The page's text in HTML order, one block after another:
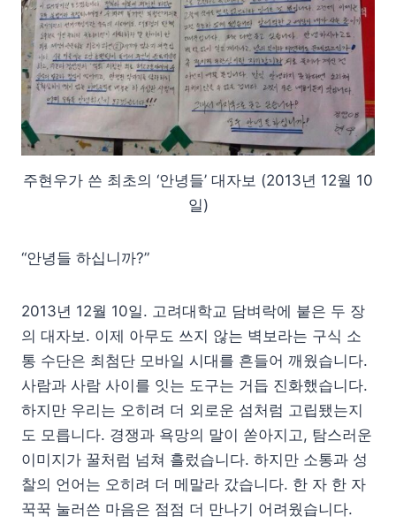
주현우가 쓴 최초의 ‘안녕들’ 대자보 (2013년 12월 10
일)
“안녕들 하십니까?”
2013년 12월 10일. 고려대학교 담벼락에 붙은 두 장
의 대자보. 이제 아무도 쓰지 않는 벽보라는 구식 소
통 수단은 최첨단 모바일 시대를 흔들어 깨웠습니다.
사람과 사람 사이를 잇는 도구는 거듭 진화했습니다.
하지만 우리는 오히려 더 외로운 섬처럼 고립됐는지
도 모릅니다. 경쟁과 욕망의 말이 쏟아지고, 탐스러운
이미지가 꿀처럼 넘쳐 흘렀습니다. 하지만 소통과 성
찰의 언어는 오히려 더 메말라 갔습니다. 한 자 한 자
꾹꾹 눌러쓴 마음은 점점 더 만나기 어려웠습니다.